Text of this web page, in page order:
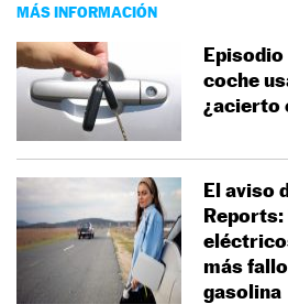
MÁS INFORMACIÓN
Episodio
coche
¿acierto
El aviso
más
gasolina